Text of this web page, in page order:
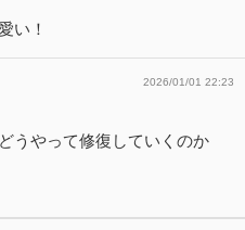
い！
2026/01/01 22:23
うやって修復していくのか